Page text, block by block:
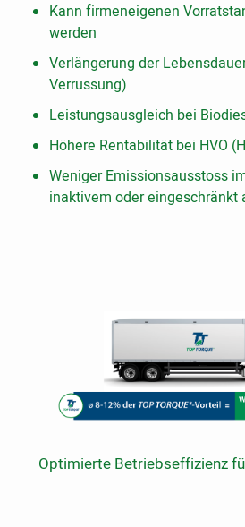
Kann firmeneigenen
werden
Verlängerung der
Verrussung)
Leistungsausgleich bei
Höhere Rentabilität bei HVO
Weniger Emissionsausstoss
inaktivem oder eingeschränkt
Optimierte Betriebseffizienz